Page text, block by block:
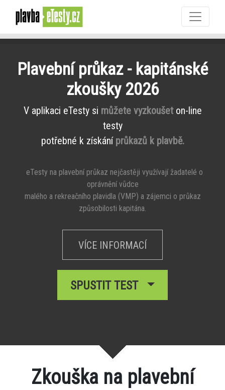
Plavební průkaz - kapitánské
zkoušky 2026
V aplikaci eTesty si můžete vyzkoušeton-line
testy
potřebné k získání průkazů k plavbě.
eTesty na plavební průkaz nejčastěji využívají žadatelé o
oprávnění vůdce
malého a rekreačního plavidla (VMP) a zájemci o průkaz
způsobilosti kapitána.
VÍCE INFORMACÍ
SPUSTIT TEST
Zkouška na plavební